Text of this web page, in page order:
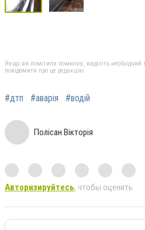
Якщо ви помітили помилку, виділіть необхідний
повідомити про це редакцію
#дтп #аварія #водій
Полісан Вікторія
Авторизируйтесь, чтобы оценить